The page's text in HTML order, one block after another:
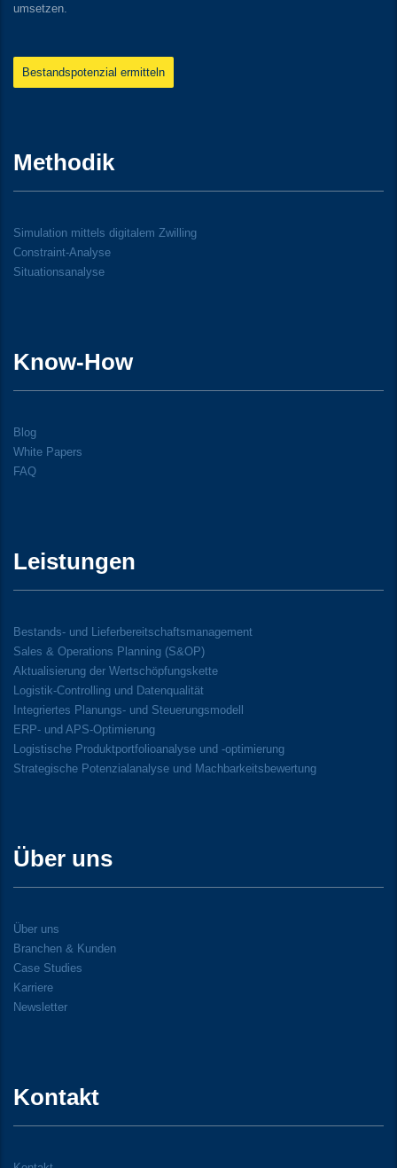
umsetzen.
Bestandspotenzial ermitteln
Methodik
Simulation mittels digitalem Zwilling
Constraint-Analyse
Situationsanalyse
Know-How
Blog
White Papers
FAQ
Leistungen
Bestands- und Lieferbereitschaftsmanagement
Sales & Operations Planning (S&OP)
Aktualisierung der Wertschöpfungskette
Logistik-Controlling und Datenqualität
Integriertes Planungs- und Steuerungsmodell
ERP- und APS-Optimierung
Logistische Produktportfolioanalyse und -optimierung
Strategische Potenzialanalyse und Machbarkeitsbewertung
Über uns
Über uns
Branchen & Kunden
Case Studies
Karriere
Newsletter
Kontakt